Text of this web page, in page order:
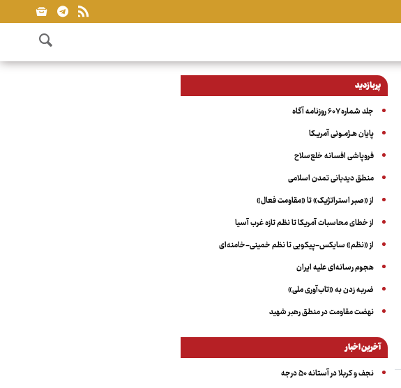
پربازدید
جلد شماره ۶۰۷ روزنامه آگاه
پایان هـژمـونی آمریـکا
فروپاشی افسانه خلع‌سلاح
منطق دیدبانی تمدن اسلامی
از «صبر استراتژیک» تا «مقاومت فعال»
از خطای محاسبات آمریکا تا نظم تازه غرب آسیا
از «نظم» سایکس-پیکویی تا نظم خمینی-خامنه‌ای
هجوم رسانه‌ای علیه ایران
ضربه زدن به «تاب‌آوری ملی»
نهضت مقاومت در منطق رهبر شهید
آخرین اخبار
نجف و کربلا در آستانه ۵۰ درجه